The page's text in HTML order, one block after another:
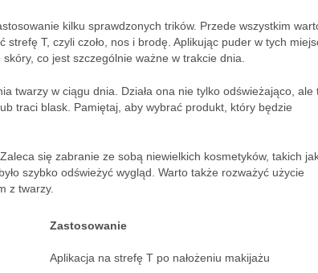
kilku sprawdzonych trików. Przede wszystkim
strefę T, czyli czoło, nos i brodę. Aplikując puder w tych
co jest szczególnie ważne w trakcie dnia.
twarzy w ciągu dnia. Działa ona nie tylko odświeżająco, ale
traci blask. Pamiętaj, aby wybrać produkt, który będzie
. Zaleca się zabranie ze sobą niewielkich kosmetyków, takich
szybko odświeżyć wygląd. Warto także rozważyć użycie
z twarzy.
Zastosowanie
Aplikacja na strefę T po nałożeniu makijażu